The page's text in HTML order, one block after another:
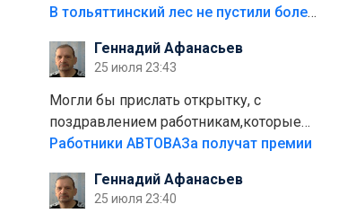
пожар.Тех кто разводит костры,тех
полно стоит,почему водители всё
равно едут в лес? Штрафы мизерные.
В тольяттинский лес не пустили более тысячи автомобилей
Геннадий Афанасьев
25 июля 23:43
Могли бы прислать открытку, с
поздравлением работникам,которые
больше сорока лет отработали на
Работники АВТОВАЗа получат премии
Геннадий Афанасьев
25 июля 23:40